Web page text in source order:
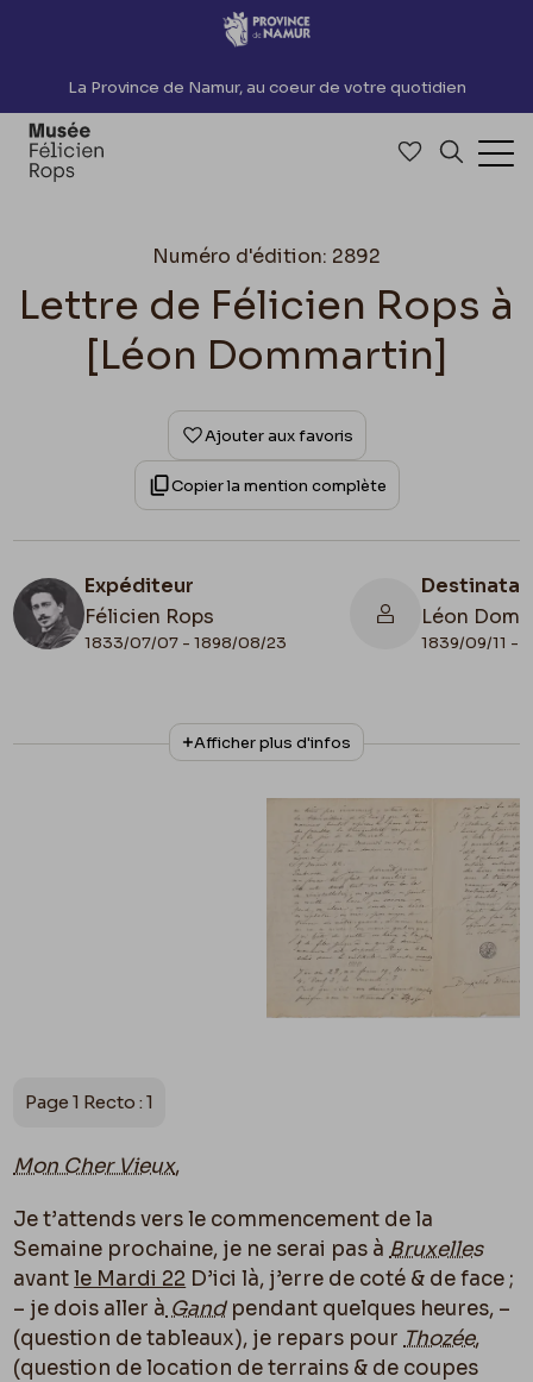
Accèder directement au contenu
La Province de Namur, au coeur de votre quotidien
Accéder à
Numéro d'édition: 2892
Lettre de Félicien Rops à
[Léon Dommartin]
Ajouter aux favoris
Copier la mention complète
Expéditeur
Félicien Rops
1833/07/07 - 1898/08/23
Léon
1839/09/11 -
N° d'inventaire
II/6655/469/79
Collationnage
Autographe
Belgique, Bruxelles, Bibliothèque royale de
Belgique, Cabinet des Manuscrits
Afficher plus d'infos
Page 1 Recto : 1
Mon Cher Vieux,
Je t’attends vers le commencement de la
Semaine prochaine, je ne serai pas à Bruxelles
avantle Mardi 22 D’ici là, j’erre de coté & de face ;
– je dois aller à Gandpendant quelques heures, –
(question de tableaux), je repars pour Thozée,
(question de location de terrains & de coupes